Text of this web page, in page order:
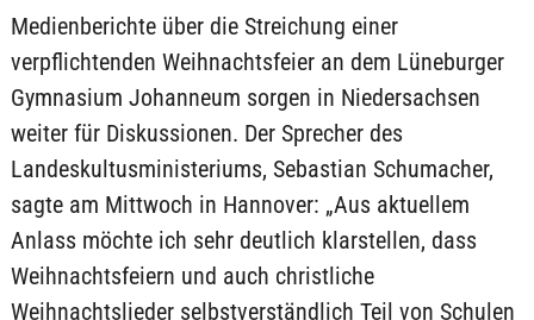
Medienberichte über die Streichung einer
verpflichtenden Weihnachtsfeier an dem Lüneburger
Gymnasium Johanneum sorgen in Niedersachsen
weiter für Diskussionen. Der Sprecher des
Landeskultusministeriums, Sebastian Schumacher,
sagte am Mittwoch in Hannover: „Aus aktuellem
Anlass möchte ich sehr deutlich klarstellen, dass
Weihnachtsfeiern und auch christliche
Weihnachtslieder selbstverständlich Teil von Schulen